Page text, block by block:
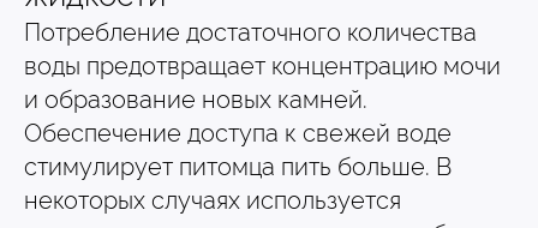
Потребление достаточного количества
воды предотвращает концентрацию мочи
и образование новых камней.
Обеспечение доступа к свежей воде
стимулирует питомца пить больше. В
некоторых случаях используется